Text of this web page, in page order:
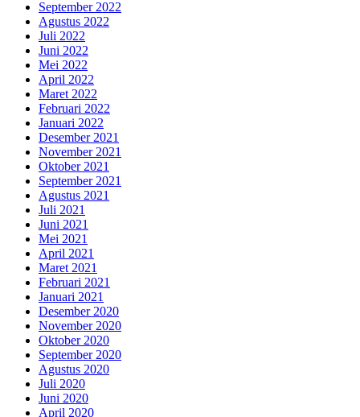
September 2022
Agustus 2022
Juli 2022
Juni 2022
Mei 2022
April 2022
Maret 2022
Februari 2022
Januari 2022
Desember 2021
November 2021
Oktober 2021
September 2021
Agustus 2021
Juli 2021
Juni 2021
Mei 2021
April 2021
Maret 2021
Februari 2021
Januari 2021
Desember 2020
November 2020
Oktober 2020
September 2020
Agustus 2020
Juli 2020
Juni 2020
April 2020